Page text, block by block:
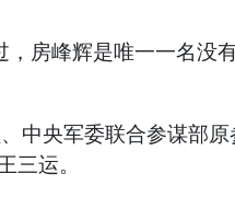
峰辉是唯一一名没
央军委联合参谋部
三运。